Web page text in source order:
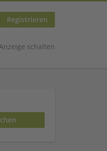
Registrieren
Anzeige schalten